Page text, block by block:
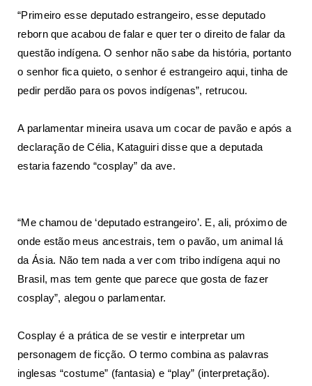
“Primeiro esse deputado estrangeiro, esse deputado
reborn que acabou de falar e quer ter o direito de falar da
questão indígena. O senhor não sabe da história, portanto
o senhor fica quieto, o senhor é estrangeiro aqui, tinha de
pedir perdão para os povos indígenas”, retrucou.
A parlamentar mineira usava um cocar de pavão e após a
declaração de Célia, Kataguiri disse que a deputada
estaria fazendo “cosplay” da ave.
“Me chamou de ‘deputado estrangeiro’. E, ali, próximo de
onde estão meus ancestrais, tem o pavão, um animal lá
da Ásia. Não tem nada a ver com tribo indígena aqui no
Brasil, mas tem gente que parece que gosta de fazer
cosplay”, alegou o parlamentar.
Cosplay é a prática de se vestir e interpretar um
personagem de ficção. O termo combina as palavras
inglesas “costume” (fantasia) e “play” (interpretação).